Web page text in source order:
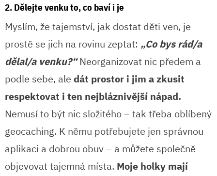
2. Dělejte venku to, co baví i je
Myslím, že tajemství, jak dostat děti ven, je
prostě se jich na rovinu zeptat: „Co bys rád/a
dělal/a venku?“Neorganizovat nic předem a
podle sebe, ale dát prostor i jim a zkusit
respektovat i ten nejbláznivější nápad.
Nemusí to být nic složitého – tak třeba oblíbený
geocaching. K němu potřebujete jen správnou
aplikaci a dobrou obuv – a můžete společně
objevovat tajemná místa. Moje holky mají